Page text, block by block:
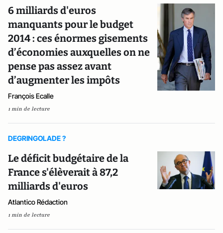
6 milliards d'euros
manquants pour le budget
2014 : ces énormes gisements
d’économies auxquelles on ne
pense pas assez avant
d’augmenter les impôts
François Ecalle
1 min de lecture
DEGRINGOLADE ?
Le déficit budgétaire de la
France s'élèverait à 87,2
milliards d'euros
Atlantico Rédaction
1 min de lecture